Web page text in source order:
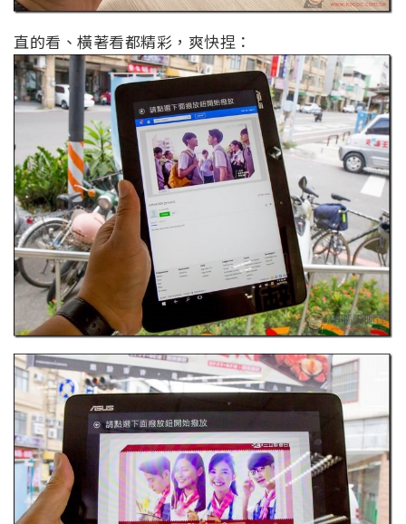
直的看、橫著看都精彩，爽快捏：